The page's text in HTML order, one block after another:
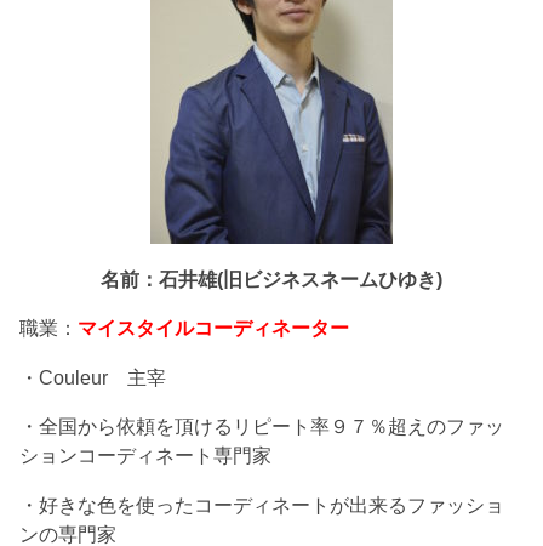
名前：石井雄(旧ビジネスネームひゆき)
職業： マイスタイルコーディネーター
・Couleur 主宰
・全国から依頼を頂けるリピート率９７％超えのファッ
ションコーディネート専門家
・好きな色を使ったコーディネートが出来るファッショ
ンの専門家